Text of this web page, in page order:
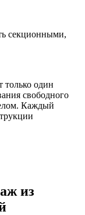
секционными,
только один
свободного
Каждый
из